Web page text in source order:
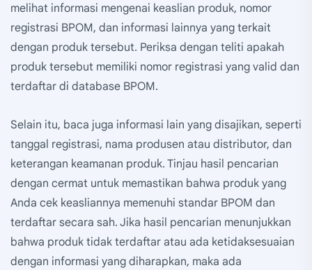
melihat informasi mengenai keaslian produk, nomor
registrasi BPOM, dan informasi lainnya yang terkait
dengan produk tersebut. Periksa dengan teliti apakah
produk tersebut memiliki nomor registrasi yang valid dan
terdaftar di database BPOM.
Selain itu, baca juga informasi lain yang disajikan, seperti
tanggal registrasi, nama produsen atau distributor, dan
keterangan keamanan produk. Tinjau hasil pencarian
dengan cermat untuk memastikan bahwa produk yang
Anda cek keasliannya memenuhi standar BPOM dan
terdaftar secara sah. Jika hasil pencarian menunjukkan
bahwa produk tidak terdaftar atau ada ketidaksesuaian
dengan informasi yang diharapkan, maka ada